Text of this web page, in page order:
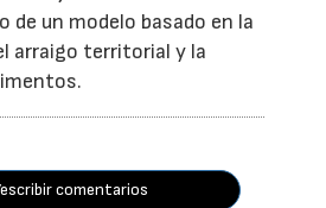
de un modelo basado en la
arraigo territorial y la
comentarios